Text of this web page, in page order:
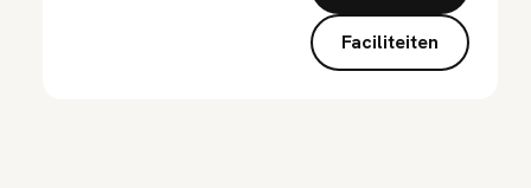
Faciliteiten